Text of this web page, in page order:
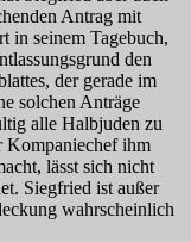
Antrag mit
in seinem Tagebuch,
den
der gerade im
solchen Anträge
alle Halbjuden zu
Kompaniechef ihm
lässt sich nicht
Siegfried ist außer
wahrscheinlich